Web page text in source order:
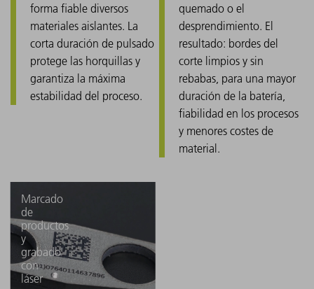
forma fiable diversos
materiales aislantes. La
corta duración de pulsado
protege las horquillas y
garantiza la máxima
estabilidad del proceso.
quemado o el
desprendimiento. El
resultado: bordes del
corte limpios y sin
rebabas, para una mayor
duración de la batería,
fiabilidad en los procesos
y menores costes de
material.
Marcado
de
productos
y
grabado
con
láser